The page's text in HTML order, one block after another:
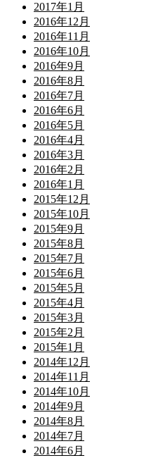
2017年1月
2016年12月
2016年11月
2016年10月
2016年9月
2016年8月
2016年7月
2016年6月
2016年5月
2016年4月
2016年3月
2016年2月
2016年1月
2015年12月
2015年10月
2015年9月
2015年8月
2015年7月
2015年6月
2015年5月
2015年4月
2015年3月
2015年2月
2015年1月
2014年12月
2014年11月
2014年10月
2014年9月
2014年8月
2014年7月
2014年6月